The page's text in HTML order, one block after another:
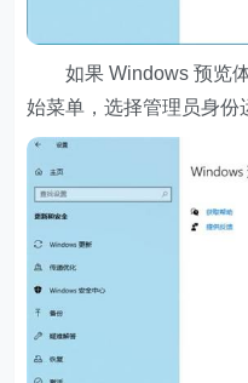
如果 Windows 预览体
始菜单，选择管理员身份